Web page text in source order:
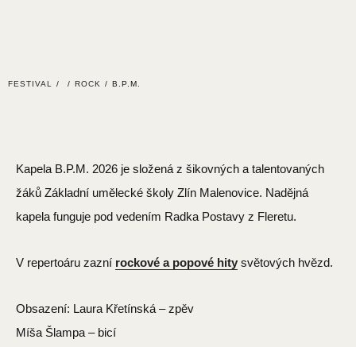
FESTIVAL / / ROCK / B.P.M.
Kapela B.P.M. 2026 je složená z šikovných a talentovaných
žáků Základní umělecké školy Zlín Malenovice. Nadějná
kapela funguje pod vedením Radka Postavy z Fleretu.
V repertoáru zazní rockové a popové hity světových hvězd.
Obsazení: Laura Křetínská – zpěv
Míša Šlampa – bicí